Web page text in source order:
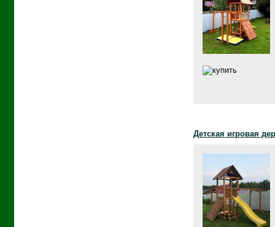
Детская игровая